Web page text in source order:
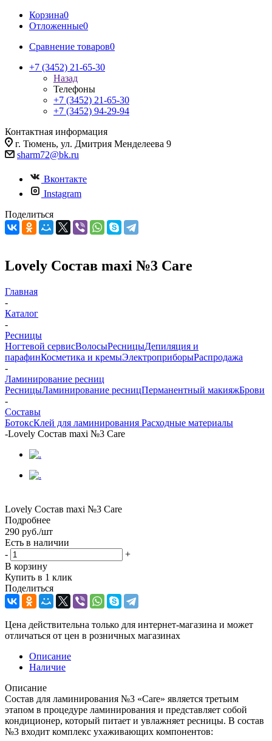
Корзина0
Отложенные0
Сравнение товаров0
+7 (3452) 21-65-30
Назад
Телефоны
+7 (3452) 21-65-30
+7 (3452) 94-29-94
Контактная информация
г. Тюмень, ул. Дмитрия Менделеева 9
sharm72@bk.ru
Вконтакте
Instagram
Поделиться
Lovely Состав maxi №3 Care
Главная
-
Каталог
-
Ресницы
Ногтевой сервисВолосыРесницыДепиляция и
парафинКосметика и кремыЭлектроприборыРаспродажа
-
Ламинирование ресниц
РесницыЛаминирование ресницПерманентный макияжБрови
-
Составы
БотоксКлей для ламинирования Рacходные материалы
-Lovely Состав maxi №3 Care
Lovely Состав maxi №3 Care
Подробнее
290 руб./шт
Есть в наличии
-
+
В корзину
Купить в 1 клик
Поделиться
Цена действительна только для интернет-магазина и может
отличаться от цен в розничных магазинах
Описание
Наличие
Описание
Состав для ламинирования №3 «Care» является третьим
этапом в процедуре ламинирования и представляет собой
кондиционер, который питает и увлажняет ресницы. В состав
№3 входит комплекс ухаживающих компонентов: